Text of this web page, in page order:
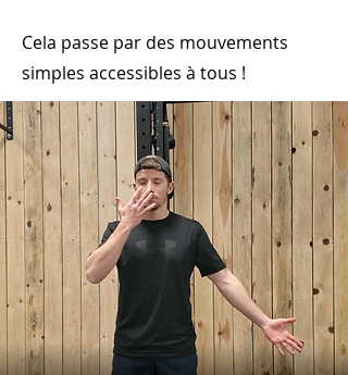
Cela passe par des mouvements
simples accessibles à tous !